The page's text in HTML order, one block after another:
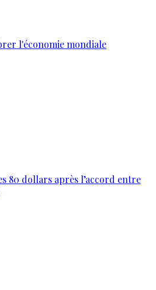
l'économie mondiale
80 dollars après l’accord entre